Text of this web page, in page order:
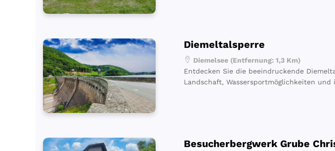
Diemeltalsperre
Diemelsee (Entfernung: 1,3 Km)
Entdecken Sie die beeindruckende
Landschaft, Wassersportmöglichkeiten und
Besucherbergwerk Grube